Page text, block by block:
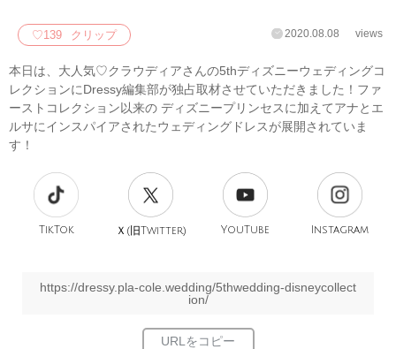
♡139 クリップ 2020.08.08 views
本日は、大人気♡クラウディアさんの5thディズニーウェディングコ
レクションにDressy編集部が独占取材させていただきました！ファ
ーストコレクション以来の ディズニープリンセスに加えてアナとエ
ルサにインスパイアされたウェディングドレスが展開されていま
す！
TikTok Ｘ(旧Twitter) YouTube Instagram
https://dressy.pla-cole.wedding/5thwedding-disneycollect
ion/